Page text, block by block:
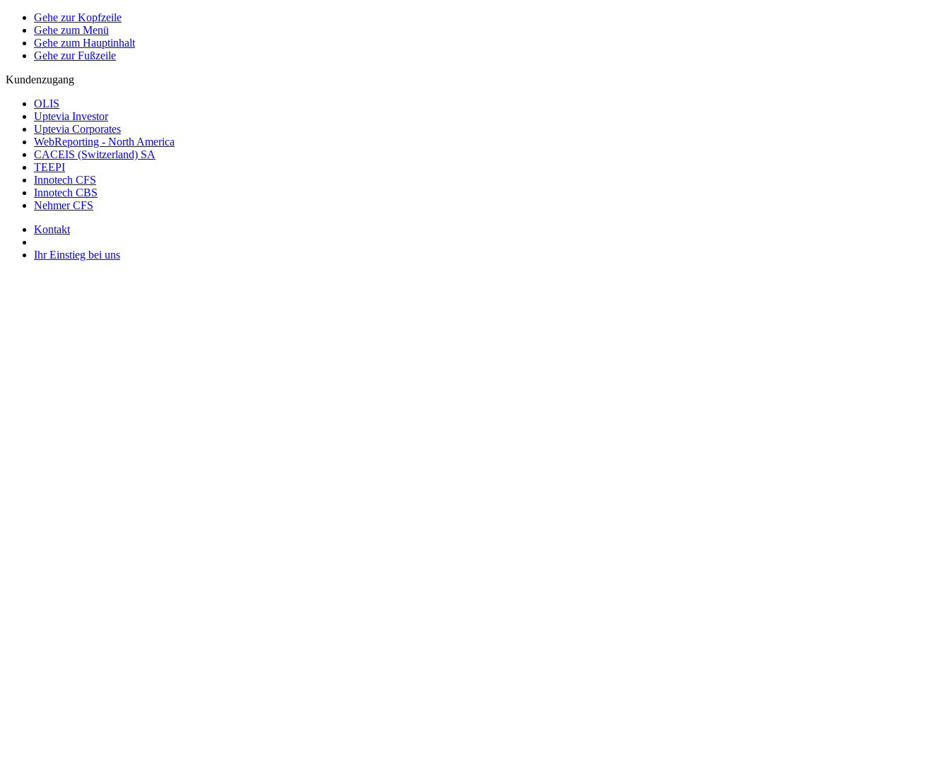
Gehe zur Kopfzeile
Gehe zum Menü
Gehe zum Hauptinhalt
Gehe zur Fußzeile
Kundenzugang
OLIS
Uptevia Investor
Uptevia Corporates
WebReporting - North America
CACEIS (Switzerland) SA
TEEPI
Innotech CFS
Innotech CBS
Nehmer CFS
Kontakt
Ihr Einstieg bei uns